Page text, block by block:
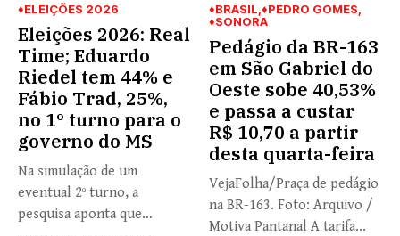
♦ELEIÇÕES 2026
Eleições 2026: Real
Time; Eduardo
Riedel tem 44% e
Fábio Trad, 25%,
no 1º turno para o
governo do MS
Na simulação de um
eventual 2º turno, a
pesquisa aponta que
♦BRASIL ♦PEDRO GOMES
♦SONORA
Pedágio da BR-163
em São Gabriel do
Oeste sobe 40,53%
e passa a custar
R$ 10,70 a partir
desta quarta-feira
VejaFolha/Praça de pedágio
na BR-163. Foto: Arquivo /
Motiva Pantanal A tarifa...